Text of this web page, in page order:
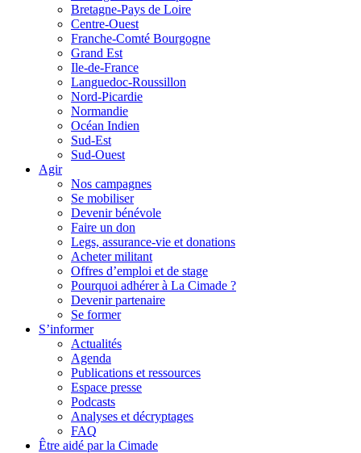
Bretagne-Pays de Loire
Centre-Ouest
Franche-Comté Bourgogne
Grand Est
Ile-de-France
Languedoc-Roussillon
Nord-Picardie
Normandie
Océan Indien
Sud-Est
Sud-Ouest
Agir
Nos campagnes
Se mobiliser
Devenir bénévole
Faire un don
Legs, assurance-vie et donations
Acheter militant
Offres d’emploi et de stage
Pourquoi adhérer à La Cimade ?
Devenir partenaire
Se former
S’informer
Actualités
Agenda
Publications et ressources
Espace presse
Podcasts
Analyses et décryptages
FAQ
Être aidé par la Cimade